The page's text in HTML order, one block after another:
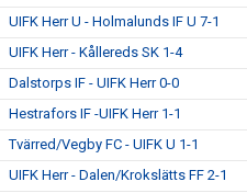
UIFK Herr U - Holmalunds IF U 7-1
UIFK Herr - Kållereds SK 1-4
Dalstorps IF - UIFK Herr 0-0
Hestrafors IF -UIFK Herr 1-1
Tvärred/Vegby FC - UIFK U 1-1
UIFK Herr - Dalen/Krokslätts FF 2-1